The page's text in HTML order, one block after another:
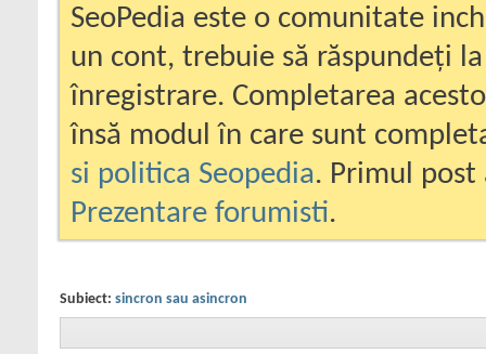
SeoPedia este o comunitate
un cont, trebuie să răspundeți
înregistrare. Completarea
însă modul în care sunt
si politica Seopedia. Primul
Prezentare forumisti.
Subiect: sincron sau asincron